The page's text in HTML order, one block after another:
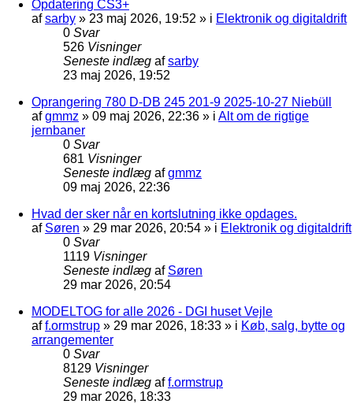
Opdatering CS3+
afsarby » 23 maj 2026, 19:52 » i Elektronik og digitaldrift
0 Svar
526 Visninger
Seneste indlæg afsarby
23 maj 2026, 19:52
Oprangering 780 D-DB 245 201-9 2025-10-27 Niebüll
afgmmz » 09 maj 2026, 22:36 » i Alt om de rigtige
jernbaner
0 Svar
681 Visninger
Seneste indlæg afgmmz
09 maj 2026, 22:36
Hvad der sker når en kortslutning ikke opdages.
af Søren » 29 mar 2026, 20:54 » i Elektronik og digitaldrift
0 Svar
1119 Visninger
Seneste indlæg af Søren
29 mar 2026, 20:54
MODELTOG for alle 2026 - DGI huset Vejle
aff.ormstrup » 29 mar 2026, 18:33 » i Køb, salg, bytte og
arrangementer
0 Svar
8129 Visninger
Seneste indlæg aff.ormstrup
29 mar 2026, 18:33